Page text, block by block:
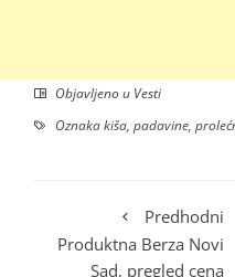
Objavljeno u Vesti
Oznakakiša, padavine,
Predhodni
Produktna Berza Novi
Sad, pregled cena